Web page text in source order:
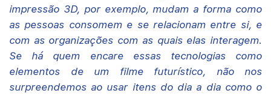
impressão 3D, por exemplo, mudam a forma como
as pessoas consomem e se relacionam entre si, e
com as organizações com as quais elas interagem.
Se há quem encare essas tecnologias como
elementos de um filme futurístico, não nos
surpreendemos ao usar itens do dia a dia como o